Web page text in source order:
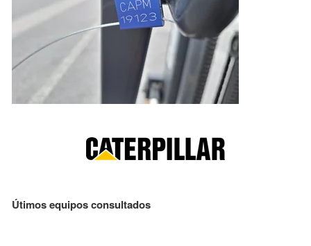
Útimos equipos consultados